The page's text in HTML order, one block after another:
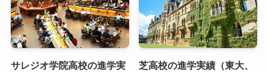
サレジオ学院高校の進学実
芝高校の進学実績（東大、